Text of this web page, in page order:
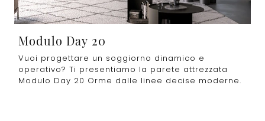
Modulo Day 20
Vuoi progettare un soggiorno dinamico e
operativo? Ti presentiamo la parete attrezzata
Modulo Day 20 Orme dalle linee decise moderne.